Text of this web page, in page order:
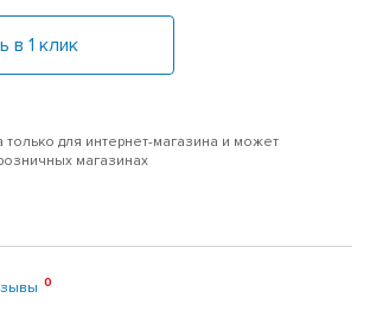
в 1 клик
только для интернет-магазина и может
магазинах